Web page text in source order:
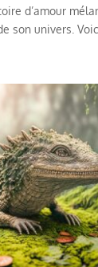
d’amour
son univers.